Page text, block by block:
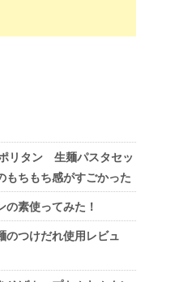
リタン 生麺パスタセッ
もちもち感がすごかった
の素使ってみた！
のつけだれ使用レビュ